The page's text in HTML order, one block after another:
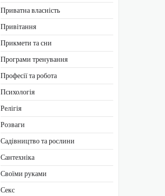
Приватна власність
Привітання
Прикмети та сни
Програми тренування
Професії та робота
Психологія
Релігія
Розваги
Садівництво та рослини
Сантехніка
Своїми руками
Секс